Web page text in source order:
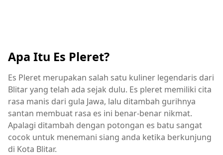
Apa Itu Es Pleret?
Es Pleret merupakan salah satu kuliner legendaris dari
Blitar yang telah ada sejak dulu. Es pleret memiliki cita
rasa manis dari gula Jawa, lalu ditambah gurihnya
santan membuat rasa es ini benar-benar nikmat.
Apalagi ditambah dengan potongan es batu sangat
cocok untuk menemani siang anda ketika berkunjung
di Kota Blitar.